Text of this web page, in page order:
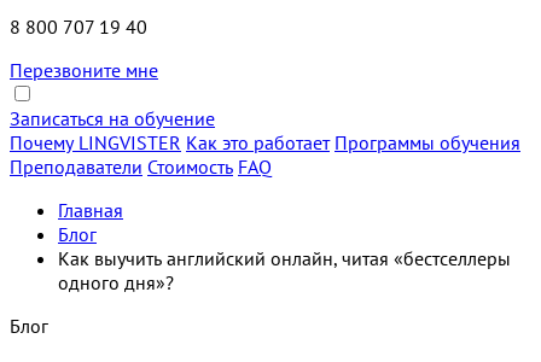
8 800 707 19 40
Перезвоните мне
Записаться на обучение
Почему LINGVISTER Как это работает Программы обучения
Преподаватели Стоимость FAQ
Главная
Блог
Как выучить английский онлайн, читая «бестселлеры
одного дня»?
Блог